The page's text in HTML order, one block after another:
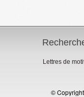
Lettres de
©